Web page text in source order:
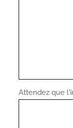
Attendez que